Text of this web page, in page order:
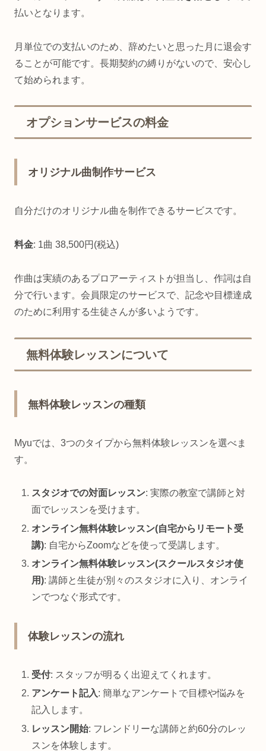
払いとなります。
月単位での支払いのため、辞めたいと思った月に退会す
ることが可能です。長期契約の縛りがないので、安心し
て始められます。
オプションサービスの料金
オリジナル曲制作サービス
自分だけのオリジナル曲を制作できるサービスです。
料金: 1曲 38,500円(税込)
作曲は実績のあるプロアーティストが担当し、作詞は自
分で行います。会員限定のサービスで、記念や目標達成
のために利用する生徒さんが多いようです。
無料体験レッスンについて
無料体験レッスンの種類
Myuでは、3つのタイプから無料体験レッスンを選べま
す。
スタジオでの対面レッスン: 実際の教室で講師と対
面でレッスンを受けます。
オンライン無料体験レッスン(自宅からリモート受
講): 自宅からZoomなどを使って受講します。
オンライン無料体験レッスン(スクールスタジオ使
用): 講師と生徒が別々のスタジオに入り、オンライ
ンでつなぐ形式です。
体験レッスンの流れ
受付: スタッフが明るく出迎えてくれます。
アンケート記入: 簡単なアンケートで目標や悩みを
記入します。
レッスン開始: フレンドリーな講師と約60分のレッ
スンを体験します。